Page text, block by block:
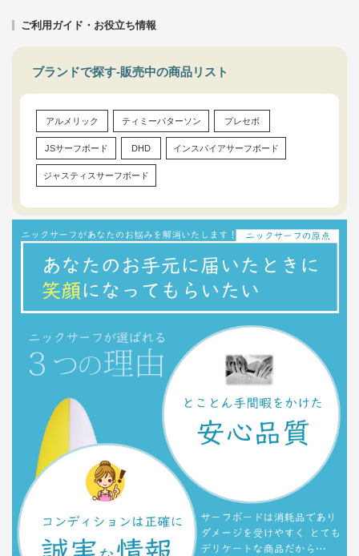
ご利用ガイド・お役立ち情報
ブランドで探す-販売中の商品リスト
アルメリック ティミーパターソン プレセボ
JSサーフボード DHD インスパイアサーフボード
ジャスティスサーフボード